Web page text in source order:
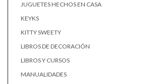
JUGUETES HECHOS EN CASA
KEYKS
KITTY SWEETY
LIBROS DE DECORACIÓN
LIBROS Y CURSOS
MANUALIDADES